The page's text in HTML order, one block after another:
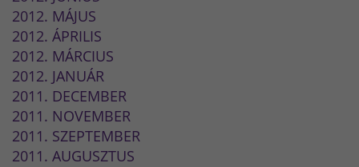
2012. MÁJUS
2012. ÁPRILIS
2012. MÁRCIUS
2012. JANUÁR
2011. DECEMBER
2011. NOVEMBER
2011. SZEPTEMBER
2011. AUGUSZTUS